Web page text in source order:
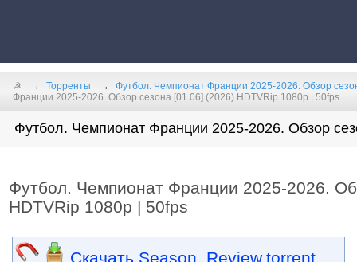
☭ Торренты
Футбол. Чемпионат Франции 2025-2026. Обзор
Франции 2025-2026. Обзор сезона [01.06] (2026) HDTVRip 1080р | 50fps
Футбол. Чемпионат Франции 2025-2026. Обзор
Футбол. Чемпионат Франции 2025-2026.
HDTVRip 1080р | 50fps
Скачать Season_Review.torrent